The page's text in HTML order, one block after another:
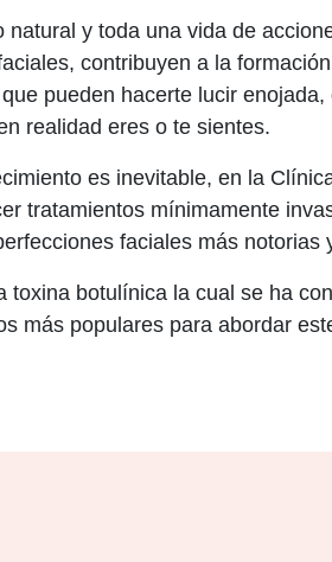
natural y toda una vida de
contribuyen a la
pueden hacerte lucir enojada,
realidad eres o te sientes.
es inevitable, en la
tratamientos mínimamente
faciales más notorias
toxina botulínica la cual se ha
más populares para abordar